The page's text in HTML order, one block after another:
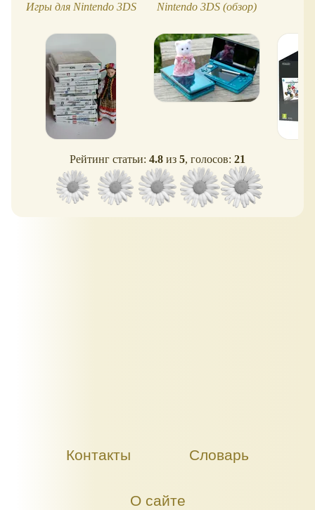
Игры для Nintendo 3DS Nintendo 3DS (обзор)
Рейтинг статьи: 4.8 из 5, голосов: 21
Контакты Словарь
О сайте